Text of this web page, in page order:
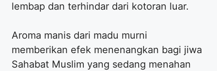
lembap dan terhindar dari kotoran luar.
Aroma manis dari madu murni
memberikan efek menenangkan bagi jiwa
Sahabat Muslim yang sedang menahan